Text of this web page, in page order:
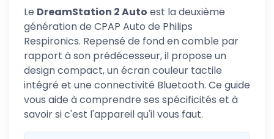
Le DreamStation 2 Auto est la deuxième
génération de CPAP Auto de Philips
Respironics. Repensé de fond en comble par
rapport à son prédécesseur, il propose un
design compact, un écran couleur tactile
intégré et une connectivité Bluetooth. Ce guide
vous aide à comprendre ses spécificités et à
savoir si c'est l'appareil qu'il vous faut.